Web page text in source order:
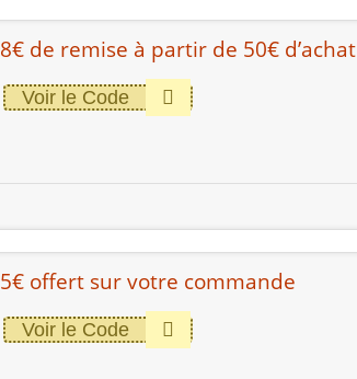
8€ de remise à partir de 50€ d’achat
Voir le Code
5€ offert sur votre commande
Voir le Code